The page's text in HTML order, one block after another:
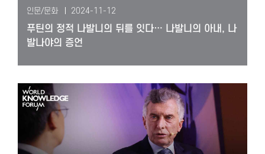
인문/문화 2024-11-12
푸틴의 정적 나발니의 뒤를 잇다… 나발니의 아내, 나
발나야의 증언